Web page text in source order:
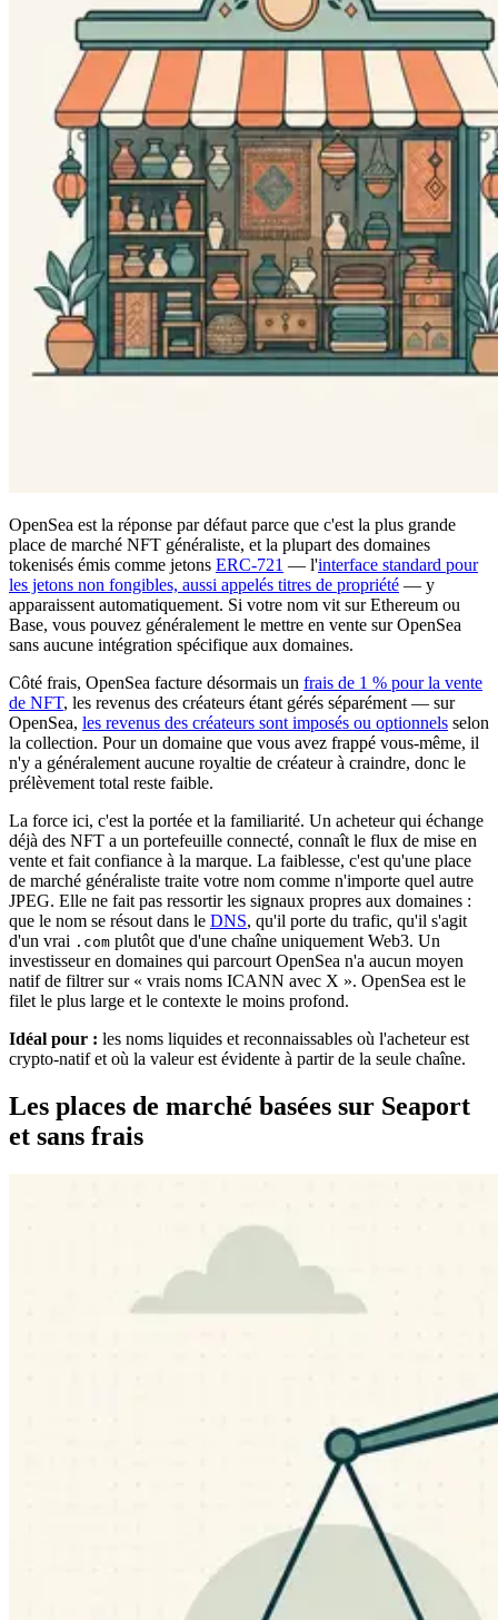
OpenSea est la réponse par défaut parce que c'est la plus grande
place de marché NFT généraliste, et la plupart des domaines
tokenisés émis comme jetons ERC-721 — l'interface standard pour
les jetons non fongibles, aussi appelés titres de propriété — y
apparaissent automatiquement. Si votre nom vit sur Ethereum ou
Base, vous pouvez généralement le mettre en vente sur OpenSea
sans aucune intégration spécifique aux domaines.
Côté frais, OpenSea facture désormais un frais de 1 % pour la vente
de NFT, les revenus des créateurs étant gérés séparément — sur
OpenSea, les revenus des créateurs sont imposés ou optionnels selon
la collection. Pour un domaine que vous avez frappé vous-même, il
n'y a généralement aucune royaltie de créateur à craindre, donc le
prélèvement total reste faible.
La force ici, c'est la portée et la familiarité. Un acheteur qui échange
déjà des NFT a un portefeuille connecté, connaît le flux de mise en
vente et fait confiance à la marque. La faiblesse, c'est qu'une place
de marché généraliste traite votre nom comme n'importe quel autre
JPEG. Elle ne fait pas ressortir les signaux propres aux domaines :
que le nom se résout dans le DNS, qu'il porte du trafic, qu'il s'agit
d'un vrai .com plutôt que d'une chaîne uniquement Web3. Un
investisseur en domaines qui parcourt OpenSea n'a aucun moyen
natif de filtrer sur « vrais noms ICANN avec X ». OpenSea est le
filet le plus large et le contexte le moins profond.
Idéal pour : les noms liquides et reconnaissables où l'acheteur est
crypto-natif et où la valeur est évidente à partir de la seule chaîne.
Les places de marché basées sur Seaport
et sans frais